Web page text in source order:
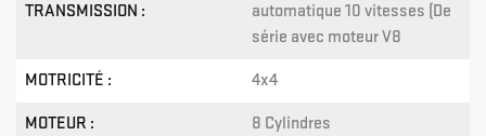
TRANSMISSION :
automatique 10 vitesses (De
série avec moteur V8
MOTRICITÉ : 4x4
MOTEUR : 8 Cylindres